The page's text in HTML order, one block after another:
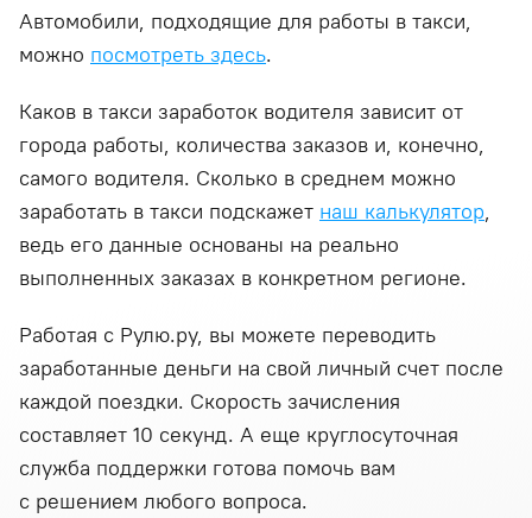
Автомобили, подходящие для работы в такси,
можно посмотреть здесь.
Каков в такси заработок водителя зависит от
города работы, количества заказов и, конечно,
самого водителя. Сколько в среднем можно
заработать в такси подскажет наш калькулятор,
ведь его данные основаны на реально
выполненных заказах в конкретном регионе.
Работая с Рулю.ру, вы можете переводить
заработанные деньги на свой личный счет после
каждой поездки. Скорость зачисления
составляет 10 секунд. А еще круглосуточная
служба поддержки готова помочь вам
с решением любого вопроса.